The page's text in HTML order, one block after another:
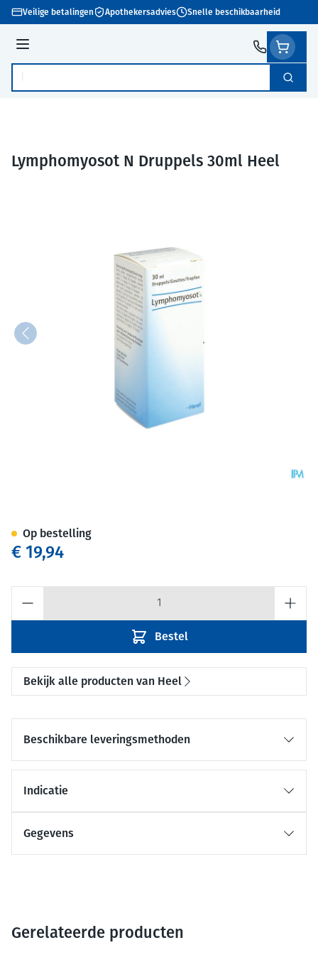
Ga naar de inhoud
Veilige betalingen Apothekersadvies Snelle beschikbaarheid
Menu
Product, merk, categorie... Zoek
Lymphomyosot N Druppels 30ml Heel
€ 19,94
Bestel
Op bestelling
Bekijk alle producten van Heel
Beschikbare leveringsmethoden
Indicatie
Gegevens
Gerelateerde producten